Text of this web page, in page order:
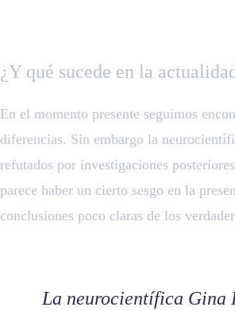
¿Y qué sucede en la
En el momento presente seguimos
diferencias. Sin embargo la
refutados por investigaciones
parece haber un cierto sesgo en la
conclusiones poco claras de los
La neurocientífica Gina